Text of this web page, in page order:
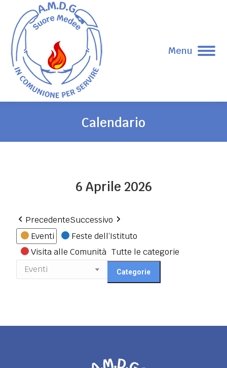
Menu
Calendario
Tu sei qui:
6 Aprile 2026
PrecedenteSuccessivo
Categorie
Eventi
Feste dell’Istituto
Visita alle Comunità Tutte le categorie
Categorie